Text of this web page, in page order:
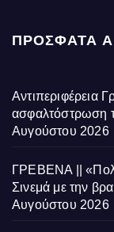
ΠΡΌΣΦΑΤΑ
Αντιπεριφέρεια
ασφαλτόστρωση
Αυγούστου 2026
ΓΡΕΒΕΝΑ ||
Σινεμά με την
Αυγούστου 2026